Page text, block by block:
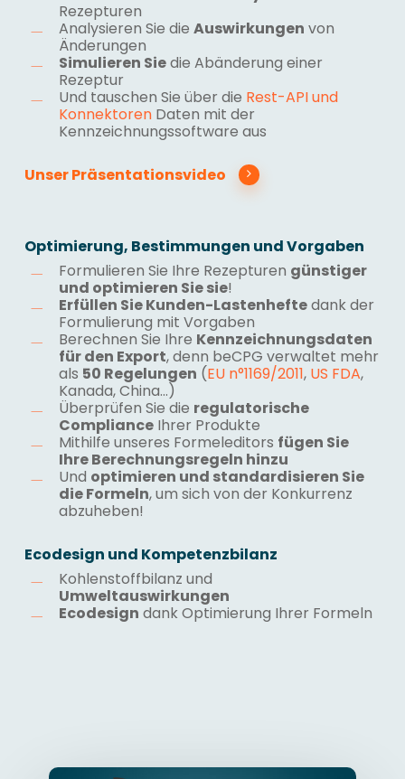
Rezepturen
Analysieren Sie die Auswirkungen von
Änderungen
Simulieren Siedie Abänderung einer
Rezeptur
Und tauschen Sie über die Rest-API und
KonnektorenDaten mit der
Kennzeichnungssoftware aus
Unser Präsentationsvideo
Optimierung, Bestimmungen und Vorgaben
Formulieren Sie Ihre Rezepturen günstiger
und optimieren Sie sie!
Erfüllen Sie Kunden-Lastenheftedank der
Formulierung mit Vorgaben
Berechnen Sie Ihre Kennzeichnungsdaten
für den Export, denn beCPG verwaltet mehr
als 50 Regelungen (EU n°1169/2011, US FDA,
Kanada, China…)
Überprüfen Sie die regulatorische
ComplianceIhrer Produkte
Mithilfe unseres Formeleditors fügen Sie
Ihre Berechnungsregeln hinzu
Und optimieren und standardisieren Sie
die Formeln, um sich von der Konkurrenz
abzuheben!
Ecodesign und Kompetenzbilanz
Kohlenstoffbilanz und
Umweltauswirkungen
Ecodesign dank Optimierung Ihrer Formeln
Play Video